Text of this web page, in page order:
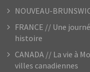
NOUVEAU-
FRANCE // Une
histoire
CANADA // La vie à
villes canadiennes